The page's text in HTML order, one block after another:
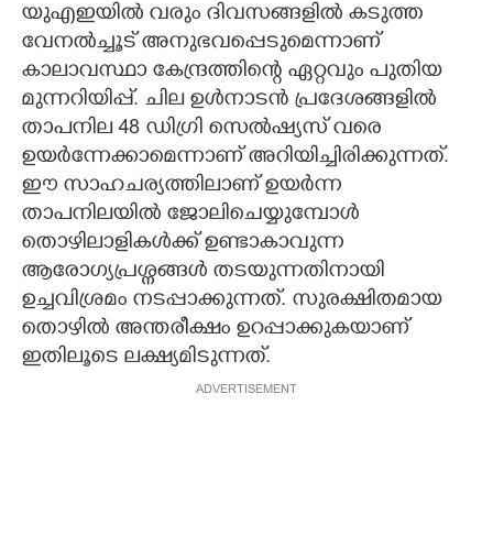
യുഎഇയിൽ വരും ദിവസങ്ങളിൽ കടുത്ത
വേനൽച്ചൂട് അനുഭവപ്പെടുമെന്നാണ്
കാലാവസ്ഥാ കേന്ദ്രത്തിന്റെ ഏറ്റവും പുതിയ
മുന്നറിയിപ്പ്. ചില ഉൾനാടൻ പ്രദേശങ്ങളിൽ
താപനില 48 ഡിഗ്രി സെൽഷ്യസ് വരെ
ഉയർന്നേക്കാമെന്നാണ് അറിയിച്ചിരിക്കുന്നത്.
ഈ സാഹചര്യത്തിലാണ് ഉയർന്ന
താപനിലയിൽ ജോലിചെയ്യുമ്പോൾ
തൊഴിലാളികൾക്ക് ഉണ്ടാകാവുന്ന
ആരോഗ്യപ്രശ്നങ്ങൾ തടയുന്നതിനായി
ഉച്ചവിശ്രമം നടപ്പാക്കുന്നത്. സുരക്ഷിതമായ
തൊഴിൽ അന്തരീക്ഷം ഉറപ്പാക്കുകയാണ്
ഇതിലൂടെ ലക്ഷ്യമിടുന്നത്.
ADVERTISEMENT